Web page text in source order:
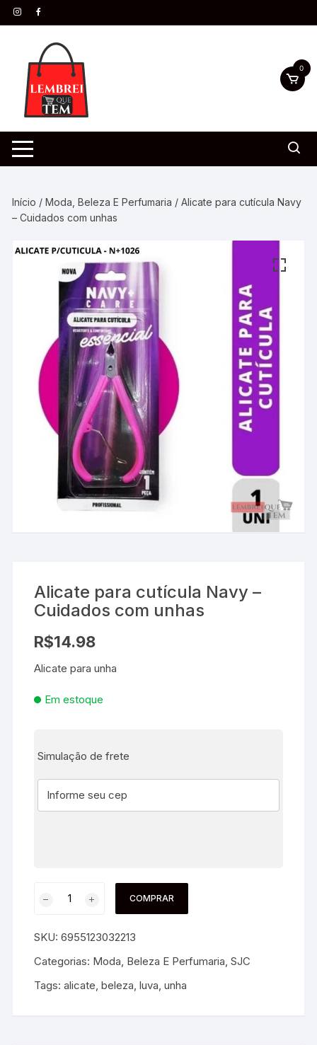
0
Início /Moda, Beleza E Perfumaria / Alicate para cutícula Navy
– Cuidados com unhas
Alicate para cutícula Navy –
Cuidados com unhas
R$14.98
Alicate para unha
Em estoque
Simulação de frete
COMPRAR
SKU:6955123032213
Categorias: Moda, Beleza E Perfumaria ,SJC
Tags:alicate ,beleza ,luva ,unha